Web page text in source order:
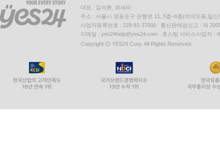
대표 : 김석환, 최세라
주소 : 서울시 영등포구 은행로 11, 5층~6층(여의도동,일신
사업자등록번호 : 229-81-37000 통신판매업신고 : 제
이메일 : yes24help@yes24.com 호스팅 서비스사업자 :
Copyright ⓒ YES24 Corp. All Rights Reserved.